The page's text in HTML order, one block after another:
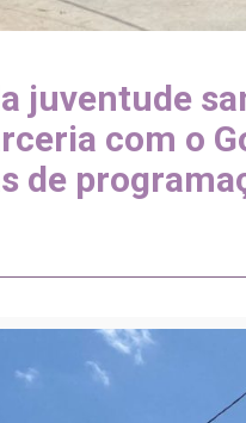
juventude
com o
de